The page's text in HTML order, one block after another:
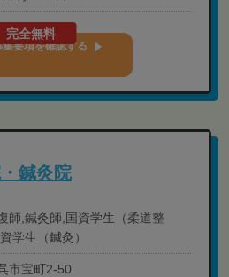
完全無料
要項を確認する
鍼灸院
師,鍼灸師,国資学生（柔道整
学生（鍼灸）
市宝町2-50